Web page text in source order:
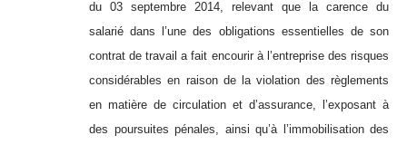
du 03 septembre 2014, relevant que la carence du
salarié dans l’une des obligations essentielles de son
contrat de travail a fait encourir à l’entreprise des risques
considérables en raison de la violation des règlements
en matière de circulation et d’assurance, l’exposant à
des poursuites pénales, ainsi qu’à l’immobilisation des